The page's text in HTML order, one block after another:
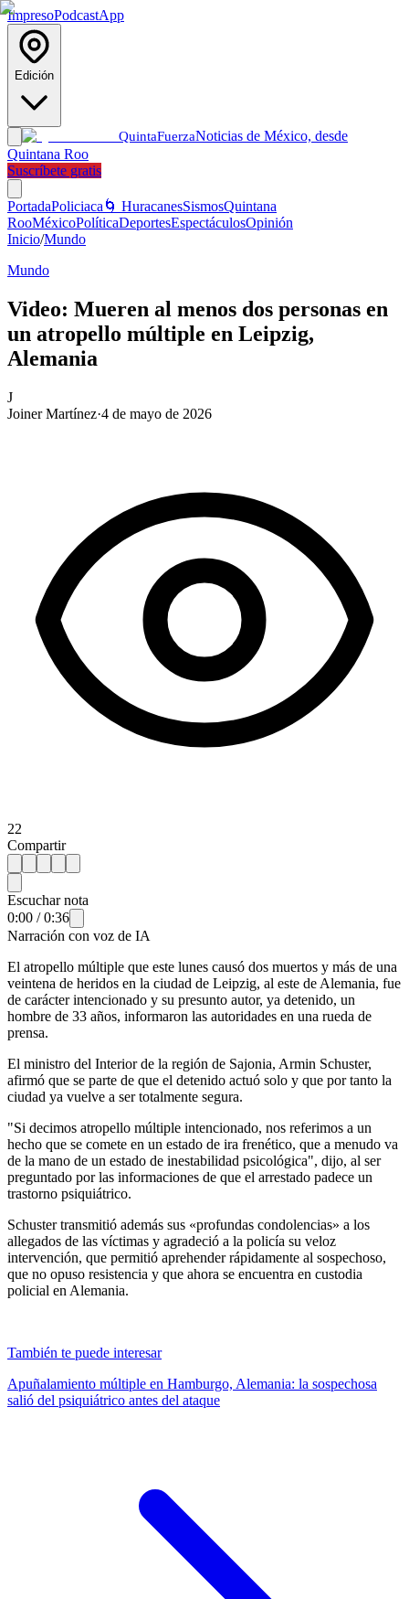
ImpresoPodcastApp
Edición
QuintaFuerzaNoticias de México, desde
Quintana Roo
Suscríbete gratis
PortadaPoliciaca 🌀 HuracanesSismosQuintana
RooMéxicoPolíticaDeportesEspectáculosOpinión
Inicio/Mundo
Mundo
Video: Mueren al menos dos personas en
un atropello múltiple en Leipzig,
Alemania
J
Joiner Martínez·4 de mayo de 2026
22
Compartir
Escuchar nota
0:00 /0:36
Narración con voz de IA
El atropello múltiple que este lunes causó dos muertos y más de una
veintena de heridos en la ciudad de Leipzig, al este de Alemania, fue
de carácter intencionado y su presunto autor, ya detenido, un
hombre de 33 años, informaron las autoridades en una rueda de
prensa.
El ministro del Interior de la región de Sajonia, Armin Schuster,
afirmó que se parte de que el detenido actuó solo y que por tanto la
ciudad ya vuelve a ser totalmente segura.
"Si decimos atropello múltiple intencionado, nos referimos a un
hecho que se comete en un estado de ira frenético, que a menudo va
de la mano de un estado de inestabilidad psicológica", dijo, al ser
preguntado por las informaciones de que el arrestado padece un
trastorno psiquiátrico.
Schuster transmitió además sus «profundas condolencias» a los
allegados de las víctimas y agradeció a la policía su veloz
intervención, que permitió aprehender rápidamente al sospechoso,
que no opuso resistencia y que ahora se encuentra en custodia
policial en Alemania.
También te puede interesar
Apuñalamiento múltiple en Hamburgo, Alemania: la sospechosa
salió del psiquiátrico antes del ataque